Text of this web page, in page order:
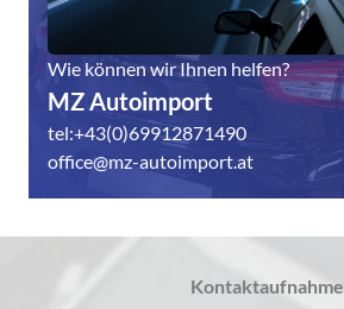
Wie können wir Ihnen helfen?
MZ Autoimport
tel:+43(0)69912871490
office@mz-autoimport.at
Kontaktaufnahme